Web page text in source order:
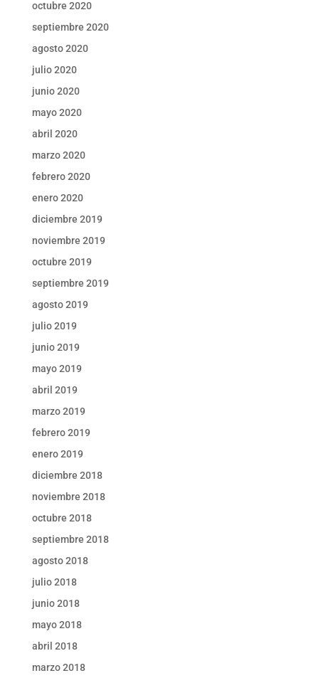
octubre 2020
septiembre 2020
agosto 2020
julio 2020
junio 2020
mayo 2020
abril 2020
marzo 2020
febrero 2020
enero 2020
diciembre 2019
noviembre 2019
octubre 2019
septiembre 2019
agosto 2019
julio 2019
junio 2019
mayo 2019
abril 2019
marzo 2019
febrero 2019
enero 2019
diciembre 2018
noviembre 2018
octubre 2018
septiembre 2018
agosto 2018
julio 2018
junio 2018
mayo 2018
abril 2018
marzo 2018